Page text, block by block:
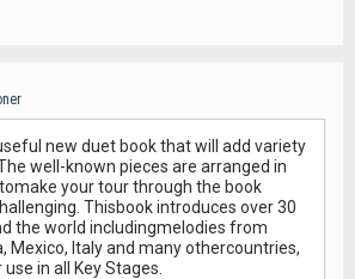
new duet book that will add variety
well-known pieces are arranged in
your tour through the book
Thisbook introduces over 30
the world includingmelodies from
Mexico, Italy and many othercountries,
in all Key Stages.